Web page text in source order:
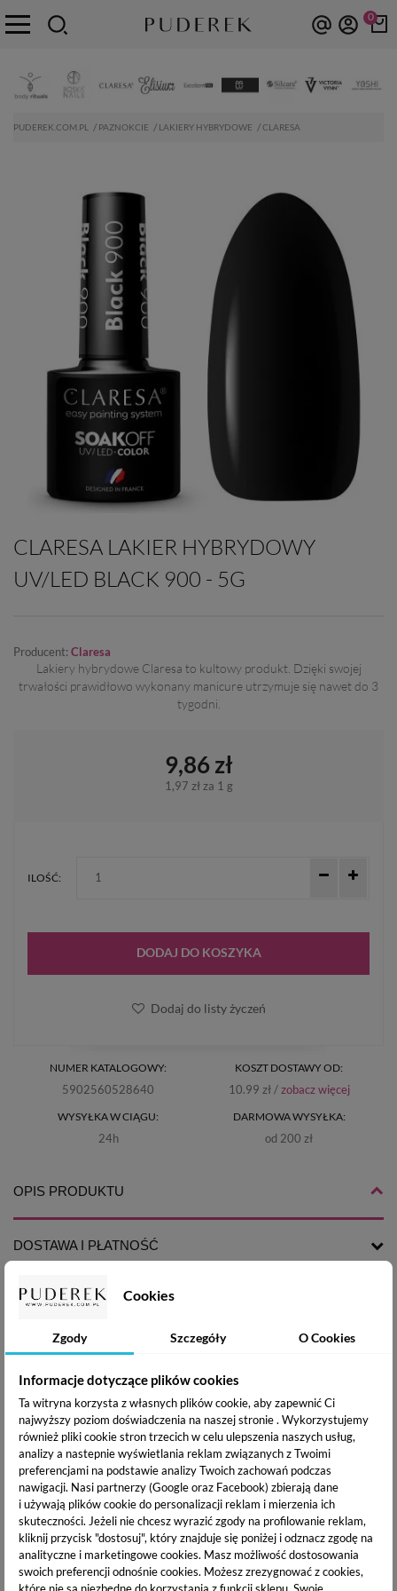
Cookies
Zgody Szczegóły O Cookies
Informacje dotyczące plików cookies
Ta witryna korzysta z własnych plików cookie, aby zapewnić Ci
najwyższy poziom doświadczenia na naszej stronie . Wykorzystujemy
również pliki cookie stron trzecich w celu ulepszenia naszych usług,
analizy a nastepnie wyświetlania reklam związanych z Twoimi
preferencjami na podstawie analizy Twoich zachowań podczas
nawigacji. Nasi partnerzy (Google oraz Facebook) zbierają dane
i używają plików cookie do personalizacji reklam i mierzenia ich
skuteczności. Jeżeli nie chcesz wyrazić zgody na profilowanie reklam,
kliknij przycisk "dostosuj", który znajduje się poniżej i odznacz zgodę na
analityczne i marketingowe cookies. Masz możliwość dostosowania
swoich preferencji odnośnie cookies. Możesz zrezygnować z cookies,
które nie są niezbędne do korzystania z funkcji sklepu. Swoje
0
PUDEREK.COM.PL PAZNOKCIE LAKIERY HYBRYDOWE CLARESA
CLARESA LAKIER HYBRYDOWY
UV/LED BLACK 900 - 5G
Producent: Claresa
Lakiery hybrydowe Claresa to kultowy produkt. Dzięki swojej
trwałości prawidłowo wykonany manicure utrzymuje się nawet do 3
tygodni.
NUMER KATALOGOWY:
5902560528640
WYSYŁKA W CIĄGU:
24h
KOSZT DOSTAWY OD:
10.99 zł /zobacz więcej
DARMOWA WYSYŁKA:
od 200 zł
9,86 zł
1,97 złza 1 g
ILOŚĆ:
DODAJ DO KOSZYKA
Dodaj do listy życzeń
OPIS PRODUKTU
DOSTAWA I PŁATNOŚĆ
trwałość i intensywną pigmentację .Lekka konsystencja oraz
idealnie wyprofilowany pędzelek pozwala na wykonanie
uzyskasz w lampie LED lub UV-LED.
Sposób użycia:
Na wcześniej utwardzoną bazę hybrydową od Claresa, nałóż
cienką warstwę kolorowego lakieru hybrydowego i utwardź
go w lamie UV/LED. W celu osiągnięcia satysfakcjonującego
efektu, czynność możesz powtórzyć. Stylizację zabezpiecz
aplikując i utwardzając TOP od Claresa.
CZAS UTWARDZANIA